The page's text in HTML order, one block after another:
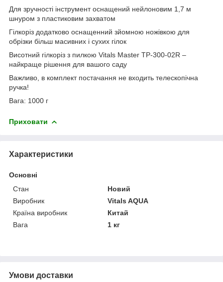
Для зручності інструмент оснащений нейлоновим 1,7 м
шнуром з пластиковим захватом
Гілкоріз додатково оснащенний зйомною ножівкою для
обрізки більш масивних і сухих гілок
Висотний гілкоріз з пилкою Vitals Master TP-300-02R –
найкраще рішення для вашого саду
Важливо, в комплект постачання не входить телескопічна
ручка!
Вага: 1000 г
Приховати
Характеристики
Основні
Стан
Новий
Виробник
Vitals AQUA
Країна виробник
Китай
Вага
1 кг
Умови доставки